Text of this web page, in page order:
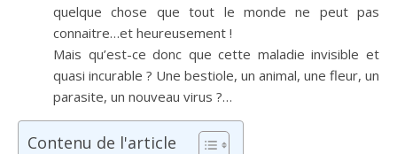
quelque chose que tout le monde ne peut pas
connaitre…et heureusement !
Mais qu’est-ce donc que cette maladie invisible et
quasi incurable ? Une bestiole, un animal, une fleur, un
parasite, un nouveau virus ?…
Contenu de l'article